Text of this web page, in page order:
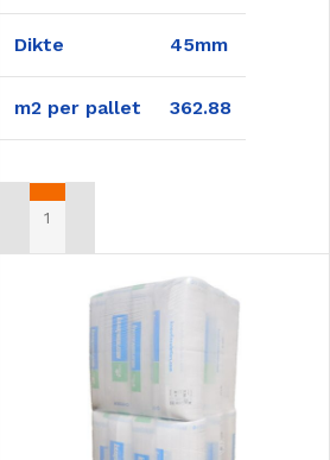
Dikte 45mm
m2 per pallet 362.88
TOEVOEGEN AAN WINKELWAGEN